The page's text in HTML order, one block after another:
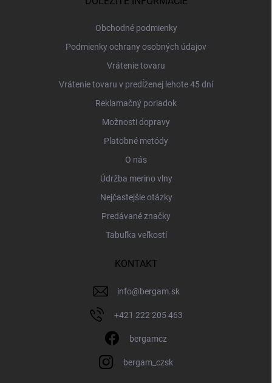
Obchodné podmienky
Podmienky ochrany osobných údajov
Vrátenie tovaru
Vrátenie tovaru v predĺženej lehote 45 dní
Reklamačný poriadok
Možnosti dopravy
Platobné metódy
O nás
Údržba merino vlny
Nejčastejšie otázky
Predávané značky
Tabuľka veľkostí
KONTAKT
info@bergam.sk
+421 222 205 463
bergamcz
bergam_czsk